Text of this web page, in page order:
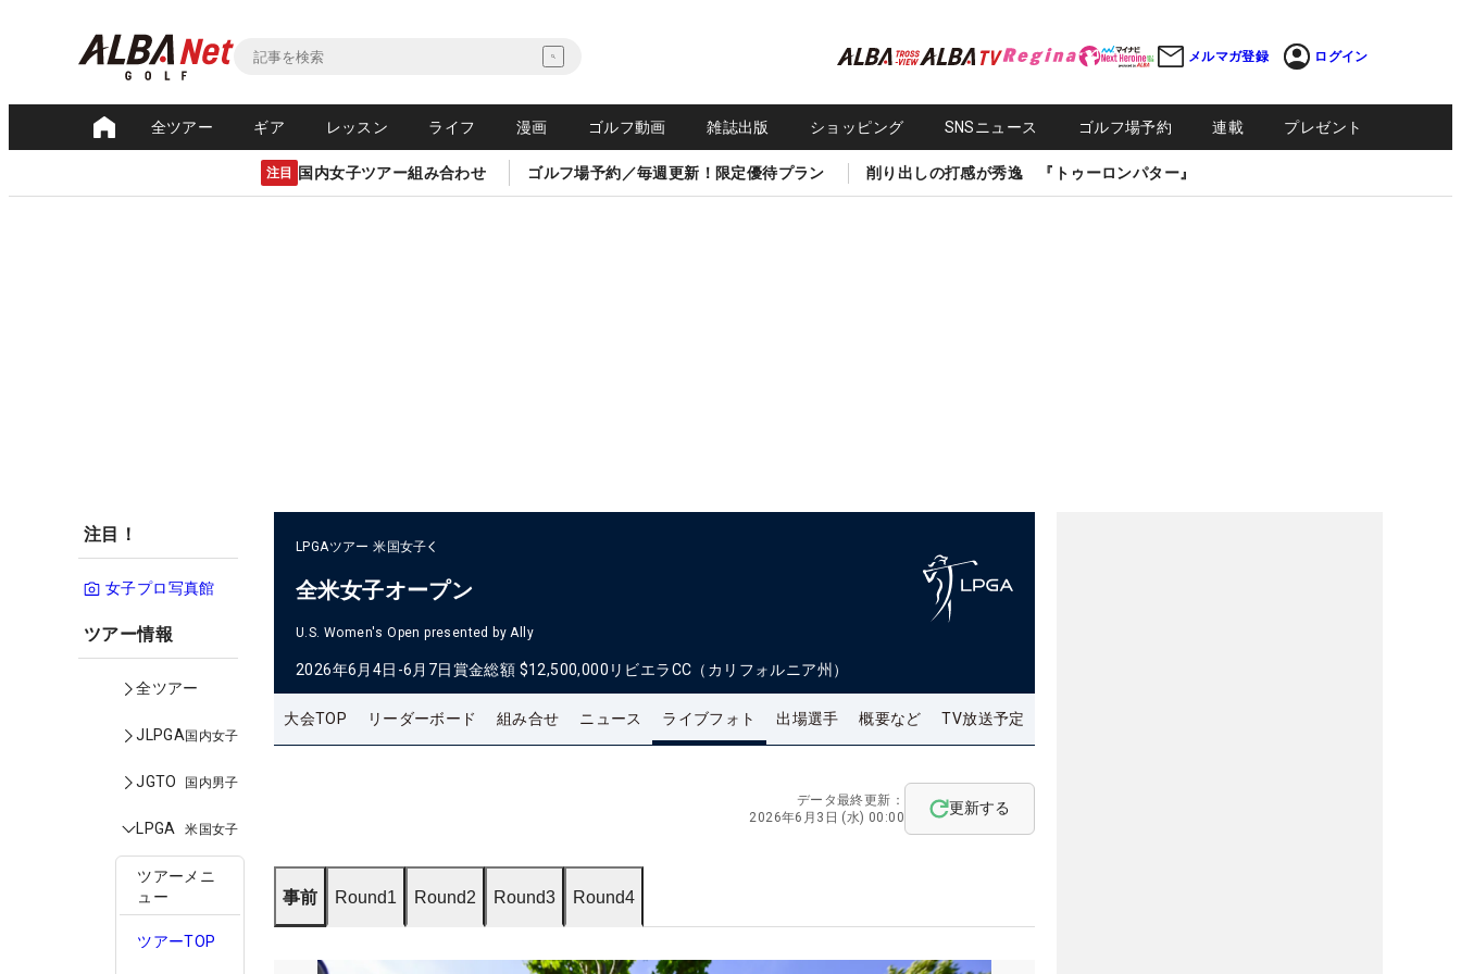
メルマガ登録 ログイン
全ツアー ギア レッスン ライフ 漫画 ゴルフ動画 雑誌出版 ショッピング SNSニュース ゴルフ場予約 連載 プレゼント
注目 国内女子ツアー組み合わせ ゴルフ場予約／毎週更新！限定優待プラン 削り出しの打感が秀逸 『トゥーロンパター』
注目！
女子プロ写真館
ツアー情報
全ツアー
JLPGA国内女子
JGTO 国内男子
LPGA 米国女子
ツアーメニ
ュー
ツアーTOP
LPGAツアー 米国女子
全米女子オープン
U.S. Women's Open presented by Ally
2026年6月4日-6月7日賞金総額 $12,500,000 リビエラCC（カリフォルニア州）
大会TOP リーダーボード 組み合せ ニュース ライブフォト 出場選手 概要など TV放送予定
データ最終更新：
2026年6月3日 (水) 00:00
更新する
事前 Round1 Round2 Round3 Round4